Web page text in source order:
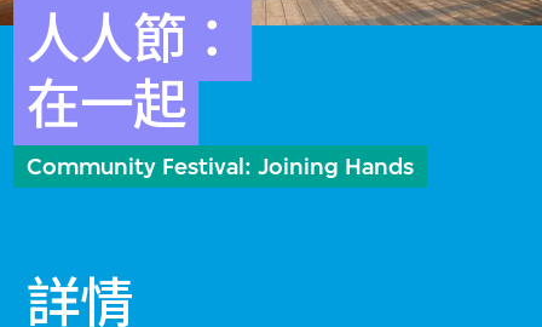
人人節：
在一起
Community Festival: Joining Hands
詳情